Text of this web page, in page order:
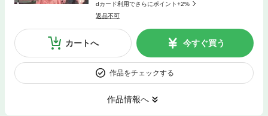
dカード利用でさらにポイント+2%
返品不可
カートへ 今すぐ買う
作品をチェックする
作品情報へ